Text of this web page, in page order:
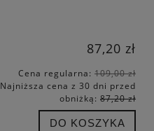
87,20 zł
Cena regularna: 109,00 zł
Najniższa cena z 30 dni przed
obniżką: 87,20 zł
DO KOSZYKA